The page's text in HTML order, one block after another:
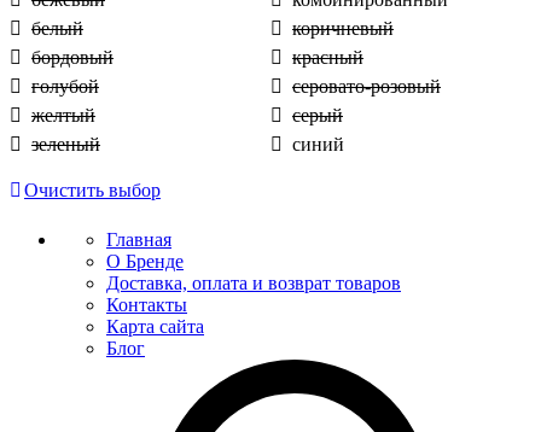
белый
бордовый
голубой
желтый
зеленый
коричневый
красный
серовато-розовый
серый
синий
Очистить выбор
Главная
О Бренде
Доставка, оплата и возврат товаров
Контакты
Карта сайта
Блог